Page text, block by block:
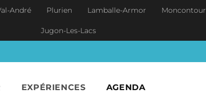
André Plurien Lamballe-Armor Moncontour
Jugon-Les-Lacs
EXPÉRIENCES AGENDA